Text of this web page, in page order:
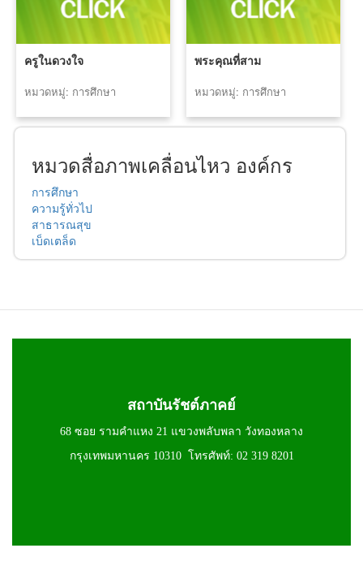
ครูในดวงใจ
หมวดหมู่: การศึกษา
พระคุณที่สาม
หมวดหมู่: การศึกษา
หมวดสื่อภาพเคลื่อนไหว องค์กร
การศึกษา
ความรู้ทั่วไป
สาธารณสุข
เบ็ดเตล็ด
สถาบันรัชต์ภาคย์
68 ซอย รามคำแหง 21 แขวงพลับพลา วังทองหลาง
กรุงเทพมหานคร 10310 โทรศัพท์: 02 319 8201